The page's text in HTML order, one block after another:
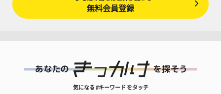
無料会員登録
気になる #キーワード をタッチ